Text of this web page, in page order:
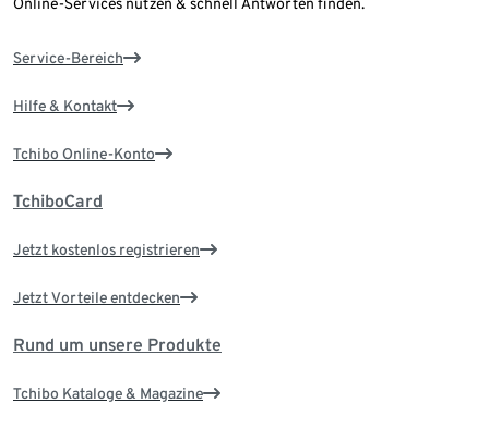
Online-Services nutzen & schnell Antworten finden.
Service-Bereich
Hilfe & Kontakt
Tchibo Online-Konto
TchiboCard
Jetzt kostenlos registrieren
Jetzt Vorteile entdecken
Rund um unsere Produkte
Tchibo Kataloge & Magazine